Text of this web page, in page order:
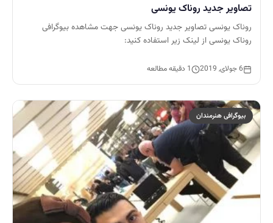
تصاویر جدید روناک یونسی
روناک یونسی تصاویر جدید روناک یونسی جهت مشاهده بیوگرافی
روناک یونسی از لینک زیر استفاده کنید:
6 جولای, 2019 1 دقیقه مطالعه
بیوگرافی هنرمندان